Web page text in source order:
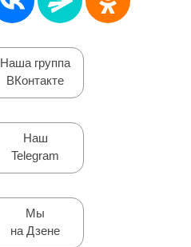
Наша группа
ВКонтакте
Наш
Telegram
Мы
на Дзене